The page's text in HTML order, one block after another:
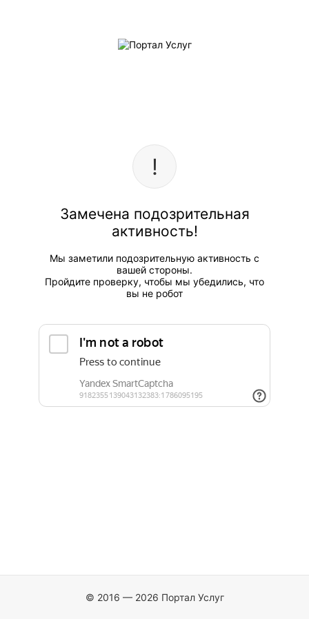
Замечена подозрительная
активность!
Мы заметили подозрительную активность с
вашей стороны.
Пройдите проверку, чтобы мы убедились, что
вы не робот
© 2016 — 2026 Портал Услуг